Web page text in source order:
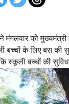
मंगलवार को
के लिए बस की
स्कूली बच्चों की